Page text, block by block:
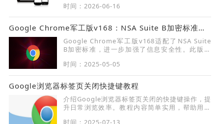
口，提升操作专注度。
时间：2026-06-16
Google Chrome军工版v168：NSA Suite B加密标准适配
Google Chrome军工版v168适配了NSA Suite
B加密标准，进一步加强了信息安全性。此版本
更强的加密保障。
时间：2025-05-05
Google浏览器标签页关闭快捷键教程
介绍Google浏览器标签页关闭的快捷键操作，提
升日常浏览效率。教程内容简单实用，帮助用户
时间：2025-07-13